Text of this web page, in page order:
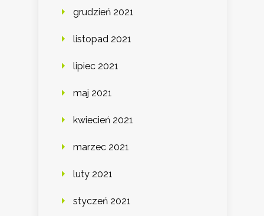
grudzień 2021
listopad 2021
lipiec 2021
maj 2021
kwiecień 2021
marzec 2021
luty 2021
styczeń 2021